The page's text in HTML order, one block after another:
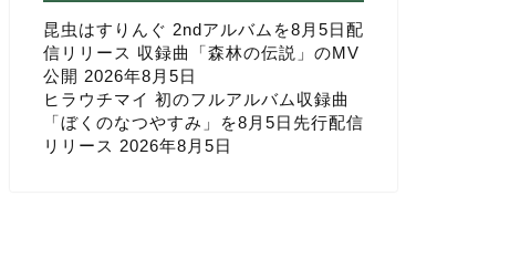
昆虫はすりんぐ 2ndアルバムを8月5日配
信リリース 収録曲「森林の伝説」のMV
公開 2026年8月5日
ヒラウチマイ 初のフルアルバム収録曲
「ぼくのなつやすみ」を8月5日先行配信
リリース 2026年8月5日